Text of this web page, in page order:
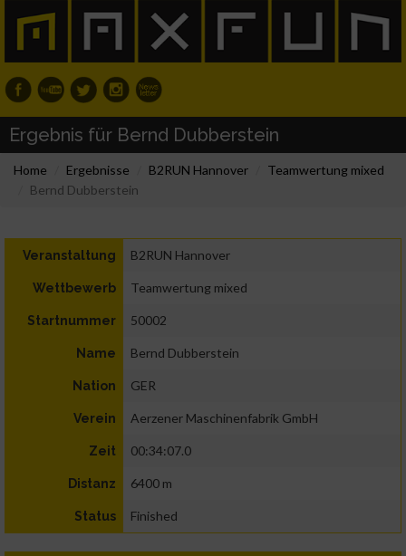
Ergebnis für Bernd Dubberstein
Home Ergebnisse B2RUN Hannover
Teamwertung mixed
Bernd Dubberstein
Veranstaltung B2RUN Hannover
Wettbewerb Teamwertung mixed
Startnummer 50002
Name Bernd Dubberstein
Nation GER
Verein Aerzener Maschinenfabrik GmbH
Zeit 00:34:07.0
Distanz 6400 m
Status Finished